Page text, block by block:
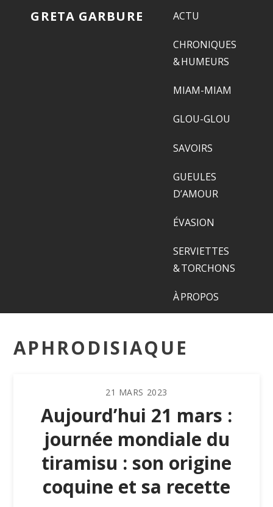
GRETA GARBURE ACTU
CHRONIQUES
& HUMEURS
MIAM-MIAM
GLOU-GLOU
SAVOIRS
GUEULES
D’AMOUR
ÉVASION
SERVIETTES
& TORCHONS
À PROPOS
APHRODISIAQUE
21 MARS 2023
Aujourd’hui 21 mars :
journée mondiale du
tiramisu : son origine
coquine et sa recette